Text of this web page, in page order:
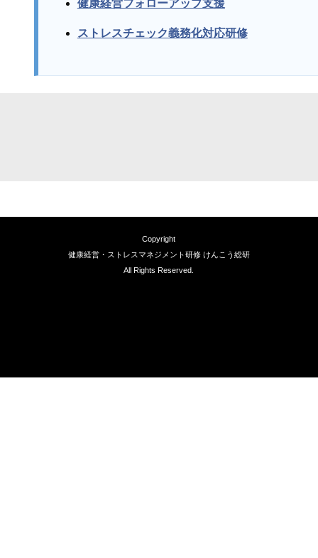
健康経営フォローアップ支援
ストレスチェック義務化対応研修
Copyright
健康経営・ストレスマネジメント研修 けんこう総研
All Rights Reserved.